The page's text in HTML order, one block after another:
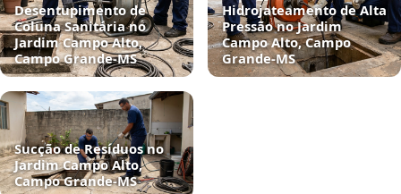
Desentupimento de
Coluna Sanitária no
Jardim Campo Alto,
Campo Grande‑MS
Hidrojateamento de Alta
Pressão no Jardim
Campo Alto, Campo
Grande‑MS
Sucção de Resíduos no
Jardim Campo Alto,
Campo Grande‑MS